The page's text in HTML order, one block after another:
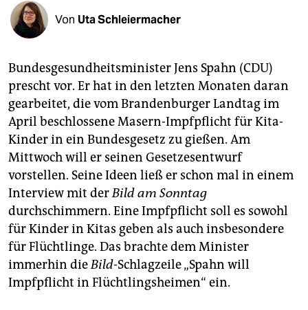
fragen & hilfe
abo
genossenschaft
epaper login
Von Uta Schleiermacher
Bundesgesundheitsminister Jens Spahn (CDU)
prescht vor. Er hat in den letzten Monaten daran
gearbeitet, die vom Brandenburger Landtag im
April beschlossene Masern-Impfpflicht für Kita-
Kinder in ein Bundesgesetz zu gießen. Am
Mittwoch will er seinen Gesetzesentwurf
vorstellen. Seine Ideen ließ er schon mal in einem
Interview mit derBild am Sonntag
durchschimmern. Eine Impfpflicht soll es sowohl
für Kinder in Kitas geben als auch insbesondere
für Flüchtlinge. Das brachte dem Minister
immerhin dieBild-Schlagzeile „Spahn will
Impfpflicht in Flüchtlingsheimen“ ein.